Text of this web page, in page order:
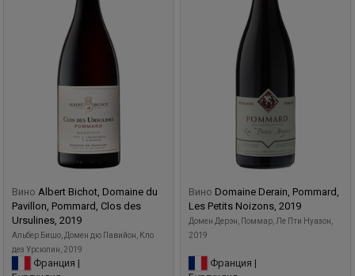
Вино Albert Bichot, Domaine du
Pavillon, Pommard, Clos des
Ursulines, 2019
Альбер Бишо, Домен дю Павийон, Кло
дез Урсюлин, 2019
Франция |
Вино Domaine Derain, Pommard,
Les Petits Noizons, 2019
Домен Дерэн, Поммар, Ле Пти Нуазон,
2019
Франция |